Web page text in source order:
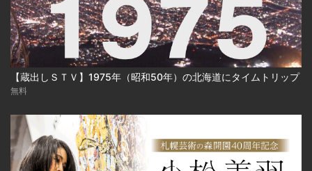
【蔵出しＳＴＶ】1975年（昭和50年）の北海道にタイムトリップ
無料